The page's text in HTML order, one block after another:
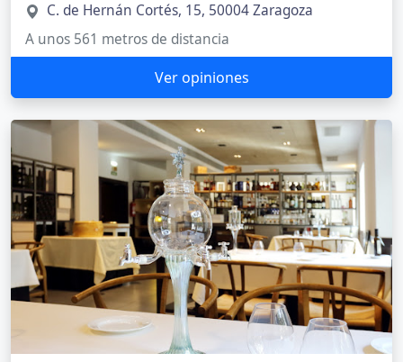
C. de Hernán Cortés, 15, 50004 Zaragoza
A unos 561 metros de distancia
Ver opiniones